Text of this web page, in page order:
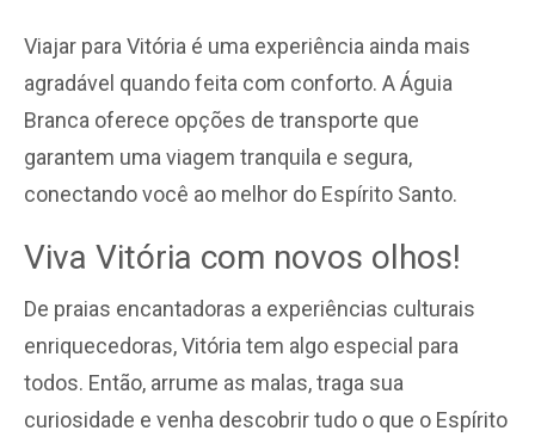
Viajar para Vitória é uma experiência ainda mais
agradável quando feita com conforto. A Águia
Branca oferece opções de transporte que
garantem uma viagem tranquila e segura,
conectando você ao melhor do Espírito Santo.
Viva Vitória com novos olhos!
De praias encantadoras a experiências culturais
enriquecedoras, Vitória tem algo especial para
todos. Então, arrume as malas, traga sua
curiosidade e venha descobrir tudo o que o Espírito